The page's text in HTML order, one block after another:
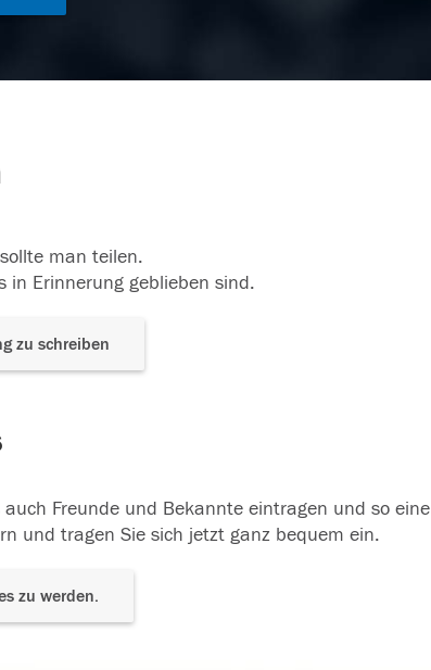
man teilen.
in Erinnerung geblieben sind.
zu schreiben
Freunde und Bekannte eintragen und so eine
und tragen Sie sich jetzt ganz bequem ein.
zu werden.